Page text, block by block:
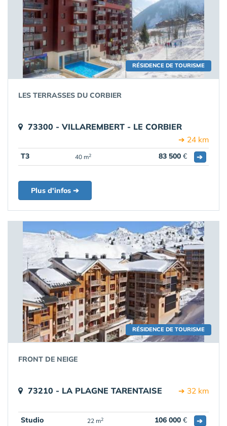
RÉSIDENCE DE TOURISME
LES TERRASSES DU CORBIER
73300 - VILLAREMBERT - LE CORBIER
➔ 24 km
T3 40 m2 83 500 € ➔
Plus d'infos ➔
RÉSIDENCE DE TOURISME
FRONT DE NEIGE
73210 - LA PLAGNE TARENTAISE ➔ 32 km
Studio 22 m2 106 000 € ➔